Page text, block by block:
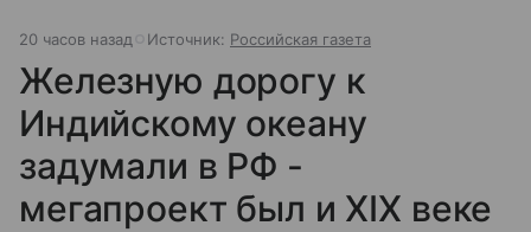
20 часов назад Источник: Российская газета
Железную дорогу к
Индийскому океану
задумали в РФ -
мегапроект был и XIX веке